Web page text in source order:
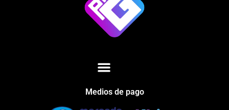
Medios de pago